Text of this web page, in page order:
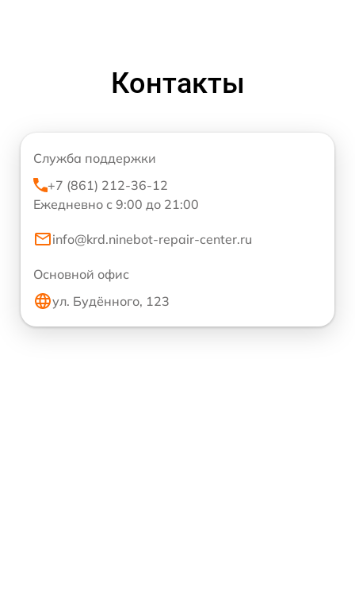
Контакты
Служба поддержки
+7 (861) 212-36-12
Ежедневно с 9:00 до 21:00
info@krd.ninebot-repair-center.ru
Основной офис
ул. Будённого, 123